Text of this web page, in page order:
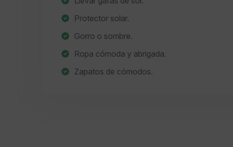
Protector solar.
Gorro o sombre.
Ropa cómoda y abrigada.
Zapatos de cómodos.